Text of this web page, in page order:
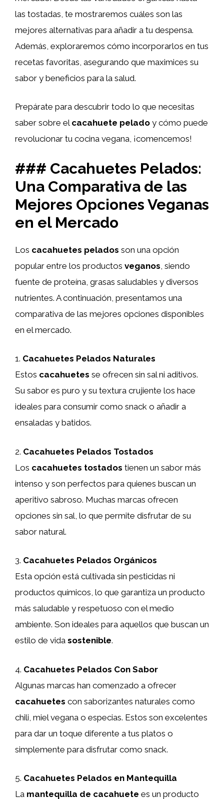
las tostadas, te mostraremos cuáles son las
mejores alternativas para añadir a tu despensa.
Además, exploraremos cómo incorporarlos en tus
recetas favoritas, asegurando que maximices su
sabor y beneficios para la salud.
Prepárate para descubrir todo lo que necesitas
saber sobre el cacahuete pelado y cómo puede
revolucionar tu cocina vegana, ¡comencemos!
### Cacahuetes Pelados:
Una Comparativa de las
Mejores Opciones Veganas
en el Mercado
Los cacahuetes pelados son una opción
popular entre los productos veganos , siendo
fuente de proteína, grasas saludables y diversos
nutrientes. A continuación, presentamos una
comparativa de las mejores opciones disponibles
en el mercado.
1. Cacahuetes Pelados Naturales
Estos cacahuetes se ofrecen sin sal ni aditivos.
Su sabor es puro y su textura crujiente los hace
ideales para consumir como snack o añadir a
ensaladas y batidos.
2. Cacahuetes Pelados Tostados
Los cacahuetes tostados tienen un sabor más
intenso y son perfectos para quienes buscan un
aperitivo sabroso. Muchas marcas ofrecen
opciones sin sal, lo que permite disfrutar de su
sabor natural.
3. Cacahuetes Pelados Orgánicos
Esta opción está cultivada sin pesticidas ni
productos químicos, lo que garantiza un producto
más saludable y respetuoso con el medio
ambiente. Son ideales para aquellos que buscan un
estilo de vida sostenible.
4. Cacahuetes Pelados Con Sabor
Algunas marcas han comenzado a ofrecer
cacahuetes con saborizantes naturales como
chili, miel vegana o especias. Estos son excelentes
para dar un toque diferente a tus platos o
simplemente para disfrutar como snack.
5. Cacahuetes Pelados en Mantequilla
La mantequilla de cacahuete es un producto